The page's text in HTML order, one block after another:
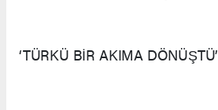
‘TÜRKÜ BİR AKIMA DÖNÜŞTÜ’